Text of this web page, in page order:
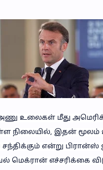
உலைகள் மீது
நிலையில், இதன் மூலம்
என்று பிரான்ஸ்
மெக்ரான் எச்சரிக்கை